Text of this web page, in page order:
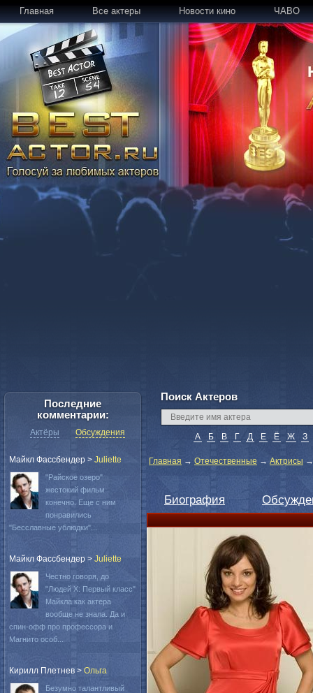
Главная Все актеры Новости кино ЧАВО
Поиск Актеров
А Б В Г Д Е Ё Ж З
Главная → Отечественные → Актрисы
Биография
Последние
комментарии:
Актёры Обсуждения
Майкл Фассбендер > Juliette
"Райское озеро"
жестокий фильм
конечно. Еще с ним
понравились
"Бесславные ублюдки"...
Майкл Фассбендер > Juliette
Честно говоря, до
"Людей Х: Первый класс"
Майкла как актера
вообще не знала. Да и
спин-офф про профессора и
Магнито особ...
Кирилл Плетнев > Oльга
Безумно талантливый